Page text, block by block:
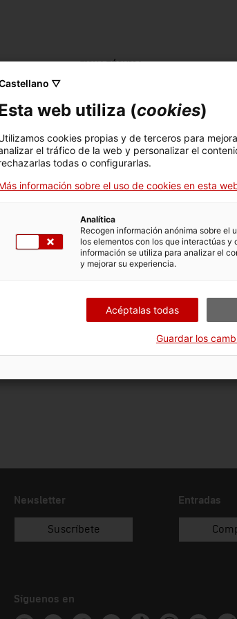
rètol
Número de inventario
16417
Técnica
DATOS DEL MUSEO
Ciència i tècnica
09/07/2015
Newsletter
Suscríbete
Entradas
Síguenos en
▽
web utiliza (cookies)
cookies propias y de terceros para
el tráfico de la web y personalizar el
todas o configurarlas.
información sobre el uso de cookies en esta
Analítica
Recogen información anónima sobre el
los elementos con los que interactúas y
información se utiliza para analizar el
y mejorar su experiencia.
Acéptalas todas
Guardar los